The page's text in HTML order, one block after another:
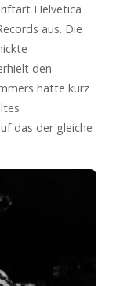
Helvetica
aus. Die
den
hatte kurz
das der gleiche